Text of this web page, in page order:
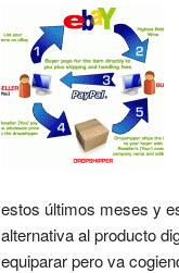
estos últimos meses y
alternativa al producto
equiparar pero va